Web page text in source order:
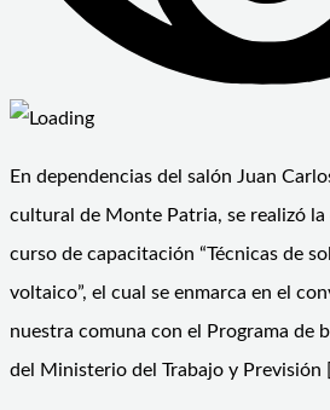
En dependencias del salón Juan
cultural de Monte Patria, se realizó la
curso de capacitación “Técnicas de
voltaico”, el cual se enmarca en el
nuestra comuna con el Programa de
del Ministerio del Trabajo y Previsión